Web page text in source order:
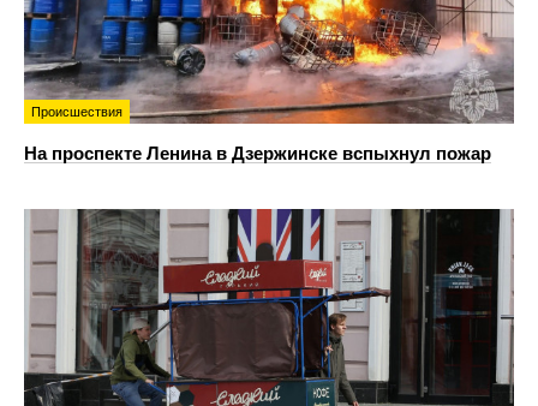
Происшествия
На проспекте Ленина в Дзержинске вспыхнул пожар